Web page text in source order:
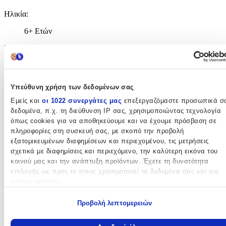
Υπεύθυνη χρήση των δεδομένων σας
Εμείς και οι 1022 συνεργάτες μας επεξεργαζόμαστε προσωπικά
δεδομένα, π.χ. τη διεύθυνση IP σας, χρησιμοποιώντας τεχνολογία
όπως cookies για να αποθηκεύουμε και να έχουμε πρόσβαση σε
πληροφορίες στη συσκευή σας, με σκοπό την προβολή
εξατομικευμένων διαφημίσεων και περιεχομένου, τις μετρήσεις
σχετικά με διαφημίσεις και περιεχόμενο, την καλύτερη εικόνα του
κοινού μας και την ανάπτυξη προϊόντων. Έχετε τη δυνατότητα
επιλογής ως προς το ποιος χρησιμοποιεί τα δεδομένα σας και για
Εάν μας επιτρέπετε, θα θέλαμε επίσης:
τοποθεσία, οι οποίες μπορεί να είναι ακριβείς σε απόσταση
Προβολή λεπτομερειών
Ηλικία:
6+ Ετών
Bristles
Εκπαιδευτικά
Όχι
Αρίθμησης :
Όχι
Κύβοι:
Όχι
Υλικό:
Θέμα: